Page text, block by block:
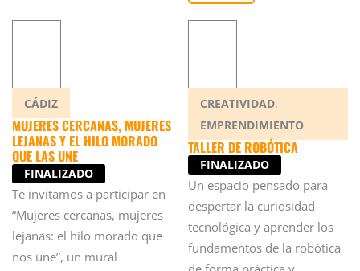
CÁDIZ
MUJERES CERCANAS, MUJERES
LEJANAS Y EL HILO MORADO
QUE LAS UNE
FINALIZADO
Te invitamos a participar en
“Mujeres cercanas, mujeres
lejanas: el hilo morado que
nos une”, un mural
CREATIVIDAD,
EMPRENDIMIENTO
TALLER DE ROBÓTICA
FINALIZADO
Un espacio pensado para
despertar la curiosidad
tecnológica y aprender los
fundamentos de la robótica